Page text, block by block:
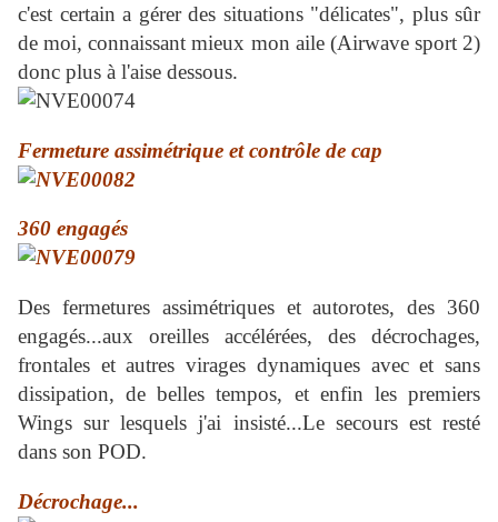
c'est certain a gérer des situations "délicates", plus sûr
de moi, connaissant mieux mon aile (Airwave sport 2)
donc plus à l'aise dessous.
Fermeture assimétrique et contrôle de cap
360 engagés
Des fermetures assimétriques et autorotes, des 360
engagés...aux oreilles accélérées, des décrochages,
frontales et autres virages dynamiques avec et sans
dissipation, de belles tempos, et enfin les premiers
Wings sur lesquels j'ai insisté...Le secours est resté
dans son POD.
Décrochage...